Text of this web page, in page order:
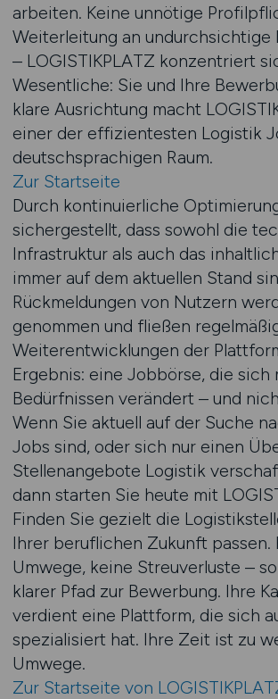
arbeiten. Keine unnötige
Weiterleitung an
– LOGISTIKPLATZ konzentriert
Wesentliche: Sie und Ihre
klare Ausrichtung macht
einer der effizientesten Logistik
deutschsprachigen Raum.
Zur Startseite
Durch kontinuierliche
sichergestellt, dass sowohl die
Infrastruktur als auch das
immer auf dem aktuellen Stand
Rückmeldungen von Nutzern
genommen und fließen
Weiterentwicklungen der
Ergebnis: eine Jobbörse, die sich
Bedürfnissen verändert – und
Wenn Sie aktuell auf der Suche
Jobs sind, oder sich nur einen
Stellenangebote Logistik
dann starten Sie heute mit
Finden Sie gezielt die
Ihrer beruflichen Zukunft passen.
Umwege, keine Streuverluste –
klarer Pfad zur Bewerbung. Ihre
verdient eine Plattform, die sich
spezialisiert hat. Ihre Zeit ist zu
Umwege.
Zur Startseite von